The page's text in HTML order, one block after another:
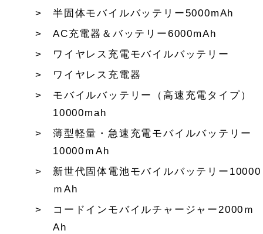
半固体モバイルバッテリー5000mAh
AC充電器＆バッテリー6000mAh
ワイヤレス充電モバイルバッテリー
ワイヤレス充電器
モバイルバッテリー（高速充電タイプ）
10000mah
薄型軽量・急速充電モバイルバッテリー
10000ｍAh
新世代固体電池モバイルバッテリー10000
ｍAh
コードインモバイルチャージャー2000ｍ
Ah